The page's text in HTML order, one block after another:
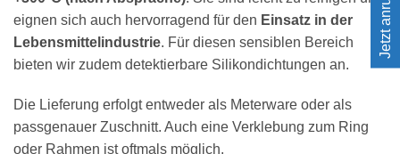
eignen sich auch hervorragend für den Einsatz in der
Lebensmittelindustrie. Für diesen sensiblen Bereich
bieten wir zudem detektierbare Silikondichtungen an.
Die Lieferung erfolgt entweder als Meterware oder als
passgenauer Zuschnitt. Auch eine Verklebung zum Ring
oder Rahmen ist oftmals möglich.